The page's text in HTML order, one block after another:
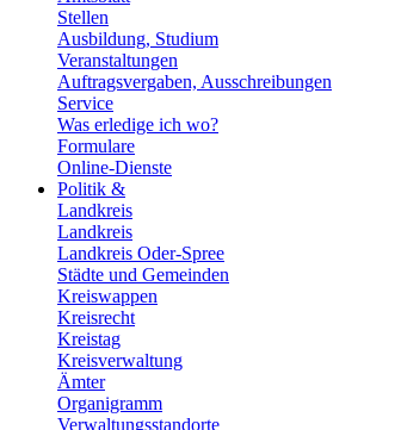
Stellen
Ausbildung, Studium
Veranstaltungen
Auftragsvergaben, Ausschreibungen
Service
Was erledige ich wo?
Formulare
Online-Dienste
Politik &
Landkreis
Landkreis
Landkreis Oder-Spree
Städte und Gemeinden
Kreiswappen
Kreisrecht
Kreistag
Kreisverwaltung
Ämter
Organigramm
Verwaltungsstandorte